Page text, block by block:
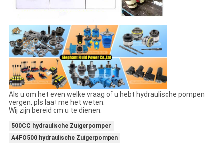
Als u om het even welke vraag of u hebt hydraulische pompen
vergen, pls laat me het weten.
Wij zijn bereid om u te dienen.
500CC hydraulische Zuigerpompen
A4FO500 hydraulische Zuigerpompen